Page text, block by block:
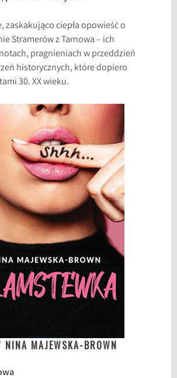
zaskakująco ciepła opowieść o
Stramerów z Tarnowa – ich
pragnieniach w przeddzień
historycznych, które dopiero
30. XX wieku.
NINA MAJEWSKA-BROWN